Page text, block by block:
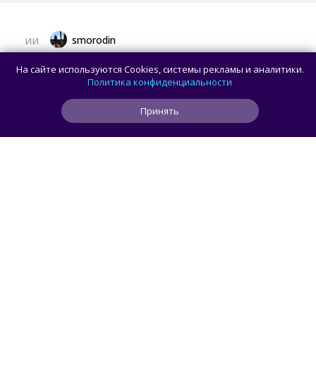
ИИ smorodin
Искусственный интеллект обнаружил
уязвимости в двух криптографических
системах, включая стандарт AES
На сайте используются Cookies, системы рекламы и аналитики.
Политика конфиденциальности
Принять